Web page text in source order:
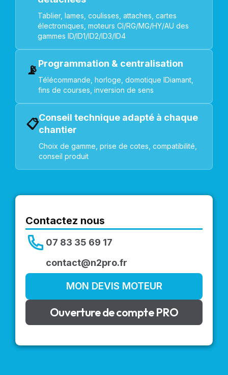
Tablier, lames, coulisses, attaches, cartes
électroniques, moteurs CI/RG/MG/HY/AU des
gammes ID/ID1/ID2/ID3/ID4
📡Programmation & centralisation
Télécommande, horloge, domotique IDiamant,
fins de courses, inversion de sens
📋Conseil technique adapté à chaque
chantier
Choix de gamme, prise de cotes, compatibilité,
conseil produit
Contactez nous
07 83 35 69 17
contact@n2pro.fr
MON DEVIS MOTEUR
Ouverture de compte PRO